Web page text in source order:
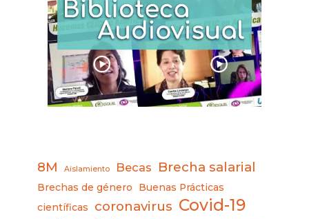
8M Aislamiento Becas Brecha salarial
Brechas de género
Buenas Prácticas
científicas
coronavirus Covid-19